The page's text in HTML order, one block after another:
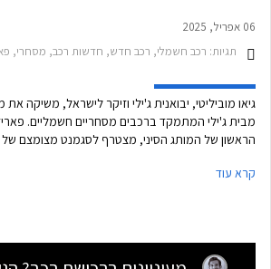
06 אפריל, 2025
תגיות: רכב חשמלי, רכב חדש, חדשות רכב, מסחרי, פאריזון, פאריזון
מבית ג'ילי המתמקד ברכבים מסחריים חשמליים.
הראשון של המותג הסיני, מצטרף לסגמנט מצומצם
הרכבים המסחריים הקלים החדשים.
קרא עוד